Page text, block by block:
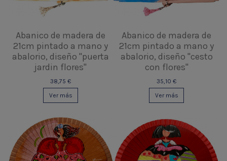
Abanico de madera de
21cm pintado a mano y
abalorio, diseño "puerta
jardin flores"
38,75 €
Ver más
Abanico de madera de
21cm pintado a mano y
abalorio, diseño "cesto
con flores"
35,10 €
Ver más